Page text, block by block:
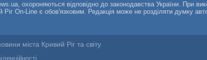
охороняються відповідно до законодавства України. При
On-Line є обов'язковим. Редакція може не розділяти думку
міста Кривий Ріг та світу